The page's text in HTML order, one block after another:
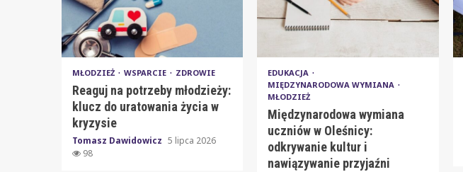
MŁODZIEŻ WSPARCIE ZDROWIE
Reaguj na potrzeby młodzieży:
klucz do uratowania życia w
kryzysie
Tomasz Dawidowicz 5 lipca 2026
98
EDUKACJA
MIĘDZYNARODOWA WYMIANA
MŁODZIEŻ
Międzynarodowa wymiana
uczniów w Oleśnicy:
odkrywanie kultur i
nawiązywanie przyjaźni